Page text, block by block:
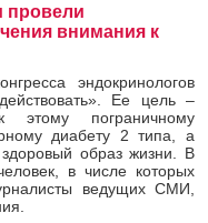
провели
внимания к
эндокринологов
Ее цель –
этому пограничному
диабету 2 типа, а
образ жизни. В
в числе которых
ведущих СМИ,